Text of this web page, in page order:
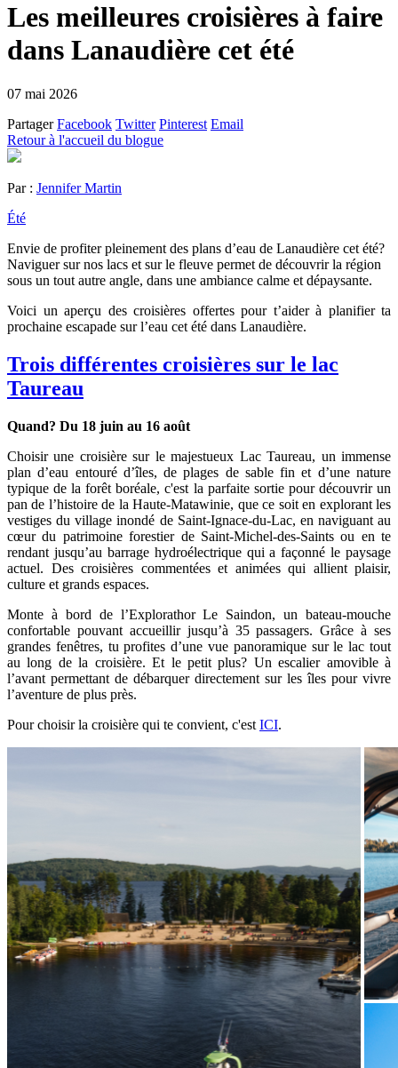
Les meilleures croisières à faire
dans Lanaudière cet été
07 mai 2026
Partager Facebook Twitter Pinterest Email
Retour à l'accueil du blogue
Par : Jennifer Martin
Été
Envie de profiter pleinement des plans d’eau de Lanaudière cet été?
Naviguer sur nos lacs et sur le fleuve permet de découvrir la région
sous un tout autre angle, dans une ambiance calme et dépaysante.
Voici un aperçu des croisières offertes pour t’aider à planifier ta
prochaine escapade sur l’eau cet été dans Lanaudière.
Trois différentes croisières sur le lac
Taureau
Quand? Du 18 juin au 16 août
Choisir une croisière sur le majestueux Lac Taureau, un immense
plan d’eau entouré d’îles, de plages de sable fin et d’une nature
typique de la forêt boréale, c'est la parfaite sortie pour découvrir un
pan de l’histoire de la Haute-Matawinie, que ce soit en explorant les
vestiges du village inondé de Saint-Ignace-du-Lac, en naviguant au
cœur du patrimoine forestier de Saint-Michel-des-Saints ou en te
rendant jusqu’au barrage hydroélectrique qui a façonné le paysage
actuel. Des croisières commentées et animées qui allient plaisir,
culture et grands espaces.
Monte à bord de l’Explorathor Le Saindon, un bateau-mouche
confortable pouvant accueillir jusqu’à 35 passagers. Grâce à ses
grandes fenêtres, tu profites d’une vue panoramique sur le lac tout
au long de la croisière. Et le petit plus? Un escalier amovible à
l’avant permettant de débarquer directement sur les îles pour vivre
l’aventure de plus près.
Pour choisir la croisière qui te convient, c'est ICI.